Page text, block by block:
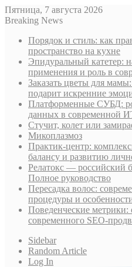
Пятница, 7 августа 2026
Breaking News
Порядок и стиль: как
пространство на кухне
Эпидуральный катетер:
применения и роль в
Заказать цветы для
подарит искренние
Платформенные СУБД:
данных в современной
Стучит, колет или
Микоплазмоз
Практик-центр:
балансу и развитию
Релатокс — российский
Полное руководство
Пересадка волос:
процедуры и
Поведенческие метрики:
современного SEO-
Sidebar
Random Article
Log In